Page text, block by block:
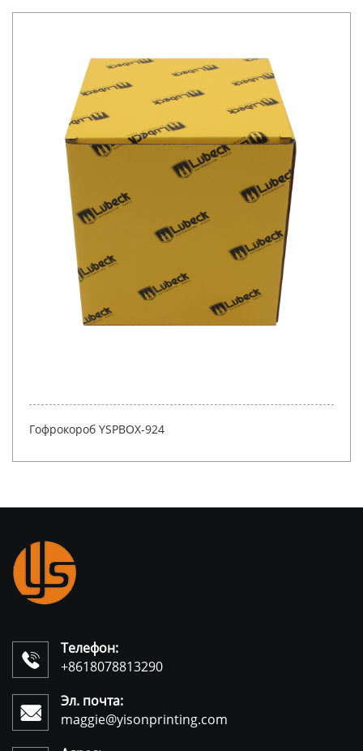
Изготовленный на заказ разрыв розничного
витринной коробки для розничной торговли YSPBOX-

Телефон:
+8618078813290

Эл. почта:
maggie@yisonprinting.com